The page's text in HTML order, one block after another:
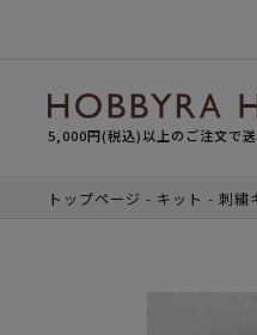
5,000円(税込)以上のご注文で
トップページ キット 刺繍